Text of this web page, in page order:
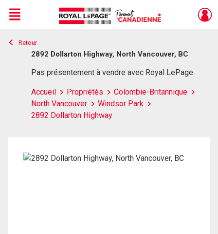
Live
En Direct
Menu
Retour
2892 Dollarton Highway, North Vancouver, BC
Pas présentement à vendre avec Royal LePage
Accueil Propriétés
Colombie-Britannique
North Vancouver
Windsor Park
2892 Dollarton Highway